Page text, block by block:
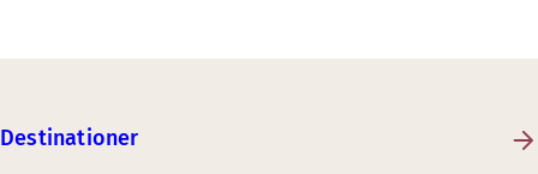
Destinationer